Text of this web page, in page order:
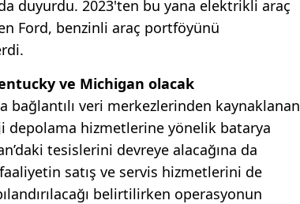
duyurdu. 2023'ten bu yana elektrikli araç
Ford, benzinli araç portföyünü
ve Michigan olacak
bağlantılı veri merkezlerinden kaynaklanan
hizmetlerine yönelik batarya
tesislerini devreye alacağına da
satış ve servis hizmetlerini de
belirtilirken operasyonun